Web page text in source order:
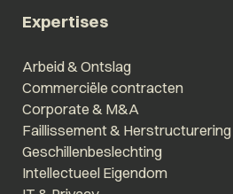
Expertises
Arbeid & Ontslag
Commerciële contracten
Corporate & M&A
Faillissement & Herstructurering
Geschillenbeslechting
Intellectueel Eigendom